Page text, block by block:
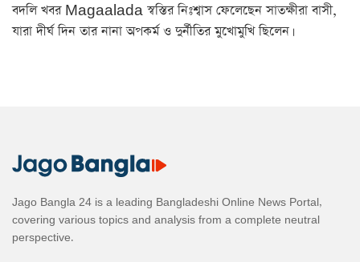
বদলি খবর Magaalada স্বস্তির নিঃশ্বাস ফেলেছেন সাতক্ষীরা বাসী,
যারা দীর্ঘ দিন তার নানা অপকর্ম ও দুর্নীতির মুখোমুখি ছিলেন।
Jago Bangla 24 is a leading Bangladeshi Online News Portal,
covering various topics and analysis from a complete neutral
perspective.